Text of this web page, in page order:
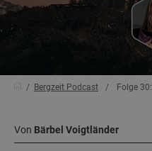
Bergzeit Podcast Folge
Von Bärbel Voigtländer